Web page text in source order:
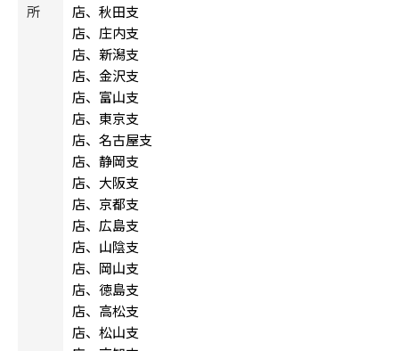
所
店、秋田支
店、庄内支
店、新潟支
店、金沢支
店、富山支
店、東京支
店、名古屋支
店、静岡支
店、大阪支
店、京都支
店、広島支
店、山陰支
店、岡山支
店、徳島支
店、高松支
店、松山支